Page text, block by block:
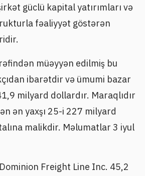
güclü kapital yatırımları və
fəaliyyət göstərən
müəyyən edilmiş bu
ibarətdir və ümumi bazar
milyard dollardır. Maraqlıdır
ən yaxşı 25-i 227 milyard
malikdir. Məlumatlar 3 iyul
Freight Line Inc. 45,2